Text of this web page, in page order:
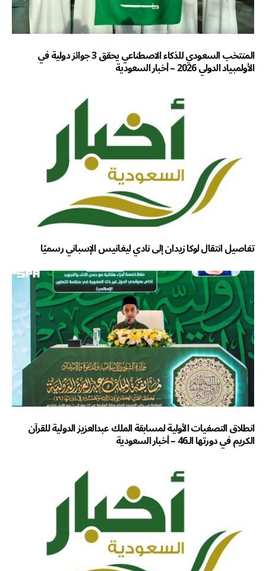
المنتخب السعودي للذكاء الاصطناعي يحقق 3 جوائز دولية في
الأولمبياد الدولي 2026 – أخبار السعودية
تفاصيل انتقال لوكا زيدان إلى نادي ليغانيس الإسباني رسميًا
انطلاق التصفيات الأولية لمسابقة الملك عبدالعزيز الدولية للقرآن
الكريم في دورتها الـ46 – أخبار السعودية